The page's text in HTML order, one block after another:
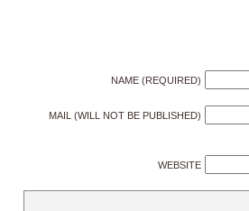
NAME (REQUIRED)
MAIL (WILL NOT BE PUBLISHED)
WEBSITE